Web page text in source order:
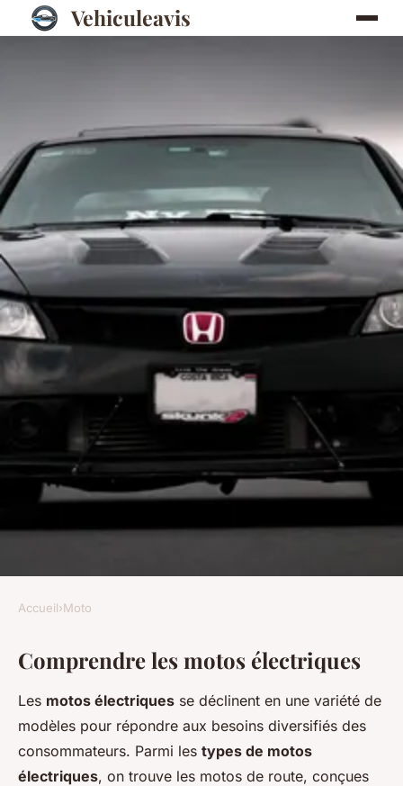
Vehiculeavis
Comment choisir sa première
moto électrique
Lise•26 novembre 2024•5 min de lecture
Accueil›Moto
Comprendre les motos électriques
Les motos électriques se déclinent en une variété de
modèles pour répondre aux besoins diversifiés des
consommateurs. Parmi les types de motos
électriques, on trouve les motos de route, conçues